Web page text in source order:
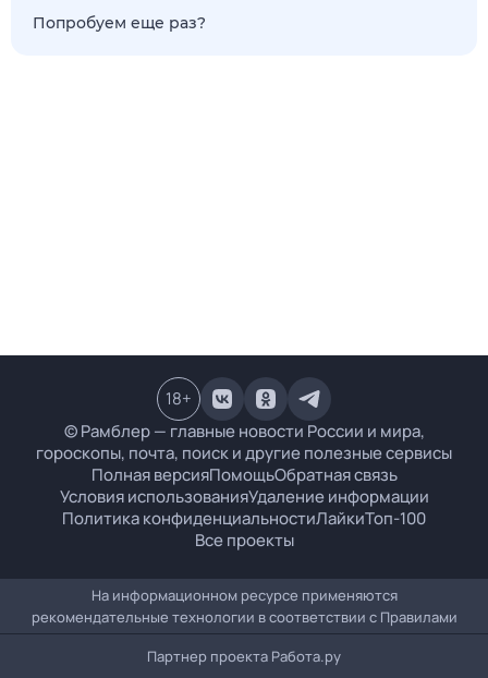
Попробуем еще раз?
© Рамблер — главные новости России и мира,
гороскопы, почта, поиск и другие полезные сервисы
Полная версияПомощьОбратная связь
Условия использованияУдаление информации
Политика конфиденциальностиЛайкиТоп-100
Все проекты
18+
На информационном ресурсе применяются
рекомендательные технологии в соответствии с Правилами
Партнер проекта Работа.ру